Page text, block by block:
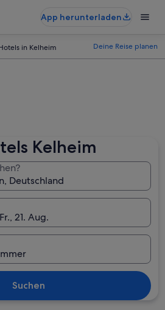
App herunterladen
in Kelheim Deine Reise planen
Kelheim
Deutschland
21. Aug.
Suchen